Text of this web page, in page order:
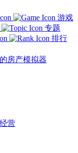
游戏
专题
排行
房产模拟器
营